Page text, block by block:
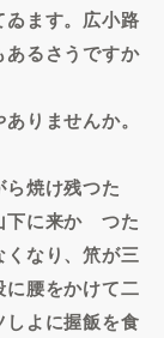
ゐます。広小路
あるさうですか
りませんか。
焼け残つた
に来かゝつた
くなり、笊が三
に腰をかけて二
しよに握飯を食